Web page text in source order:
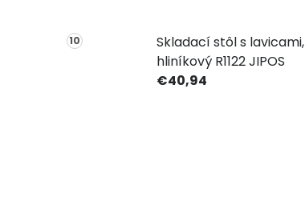
Skladací stôl s lavicami,
hliníkový R1122 JIPOS
€40,94